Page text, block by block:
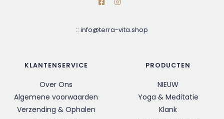
:: info@terra-vita.shop
KLANTENSERVICE
Over Ons
Algemene voorwaarden
Verzending & Ophalen
PRODUCTEN
NIEUW
Yoga & Meditatie
Klank